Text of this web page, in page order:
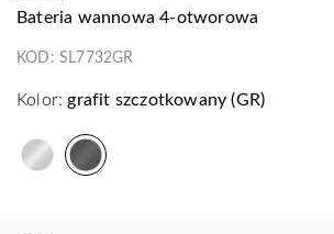
bateria wannowa 4-otworowa
KOD: SL7732GR
Kolor: grafit szczotkowany (GR)